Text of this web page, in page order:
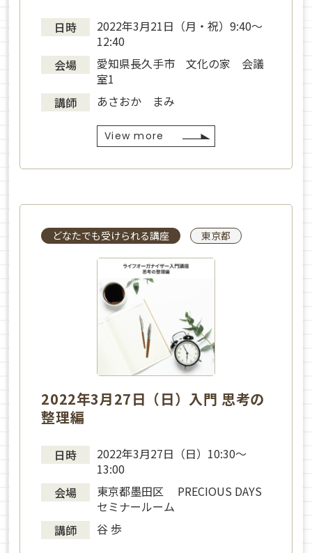
日時
2022年3月21日（月・祝）9:40～
12:40
会場
愛知県長久手市 文化の家 会議
室1
講師
あさおか まみ
View more
どなたでも受けられる講座 東京都
2022年3月27日（日）入門 思考の
整理編
日時
2022年3月27日（日）10:30～
13:00
会場
東京都墨田区 PRECIOUS DAYS
セミナールーム
講師
谷 歩